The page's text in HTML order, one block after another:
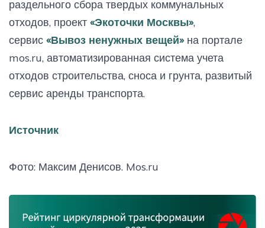
раздельного сбора твердых коммунальных
отходов, проект «Экоточки Москвы»,
сервис «Вывоз ненужных вещей»на портале
mos.ru, автоматизированная система учета
отходов строительства, сноса и грунта, развитый
сервис аренды транспорта.
Источник
Фото: Максим Денисов. Mos.ru